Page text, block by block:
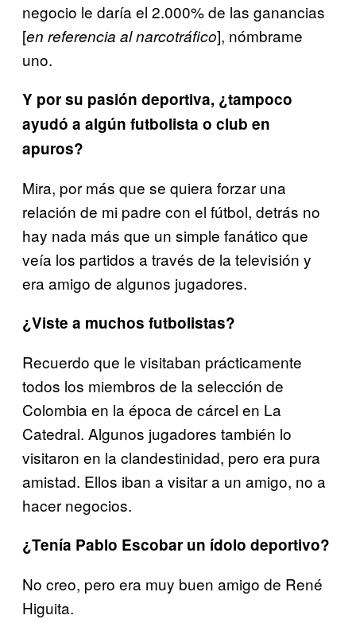
negocio le daría el 2.000% de las ganancias
[en referencia al narcotráfico], nómbrame
uno.
Y por su pasión deportiva, ¿tampoco
ayudó a algún futbolista o club en
apuros?
Mira, por más que se quiera forzar una
relación de mi padre con el fútbol, detrás no
hay nada más que un simple fanático que
veía los partidos a través de la televisión y
era amigo de algunos jugadores.
¿Viste a muchos futbolistas?
Recuerdo que le visitaban prácticamente
todos los miembros de la selección de
Colombia en la época de cárcel en La
Catedral. Algunos jugadores también lo
visitaron en la clandestinidad, pero era pura
amistad. Ellos iban a visitar a un amigo, no a
hacer negocios.
¿Tenía Pablo Escobar un ídolo deportivo?
No creo, pero era muy buen amigo de René
Higuita.